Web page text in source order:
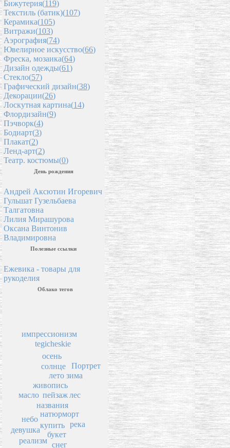
Бижутерия(119)
Текстиль (батик)(107)
Керамика(105)
Витражи(103)
Аэрография(74)
Ювелирное искусство(66)
Фреска, мозаика(64)
Дизайн одежды(61)
Стекло(57)
Графический дизайн(38)
Декорации(26)
Лоскутная картина(14)
Флордизайн(9)
Пэчворк(4)
Бодиарт(3)
Плакат(2)
Ленд-арт(2)
Театр. костюмы(0)
День рождения
Андрей Аксютин Игоревич
Гульшат Гузельбаева
Талгатовна
Лилия Мирашурова
Оксана Винтонив
Владимировна
Полезные ссылки
Ежевика - товары для
рукоделия
Облако тегов
пейзаж
названия
живопись
лето
натюрморт
купить
солнце
лес
зима
осень
букет
масло
река
снег
tegicheskie
реализм
небо
импрессионизм
Портрет
девушка